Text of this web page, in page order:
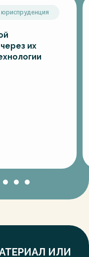
их
ИЛИ